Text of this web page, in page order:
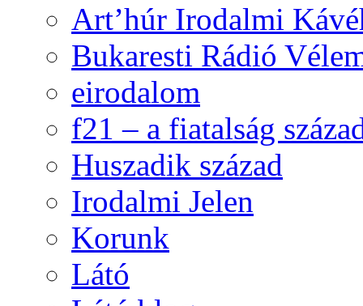
Art’húr Irodalmi
Bukaresti Rádió
eirodalom
f21 – a fiatalság
Huszadik század
Irodalmi Jelen
Korunk
Látó